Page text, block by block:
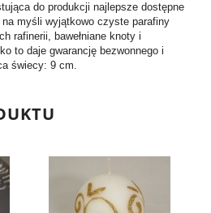
do produkcji najlepsze dostępne
myśli wyjątkowo czyste parafiny
rafinerii, bawełniane knoty i
to daje gwarancję bezwonnego i
świecy: 9 cm.